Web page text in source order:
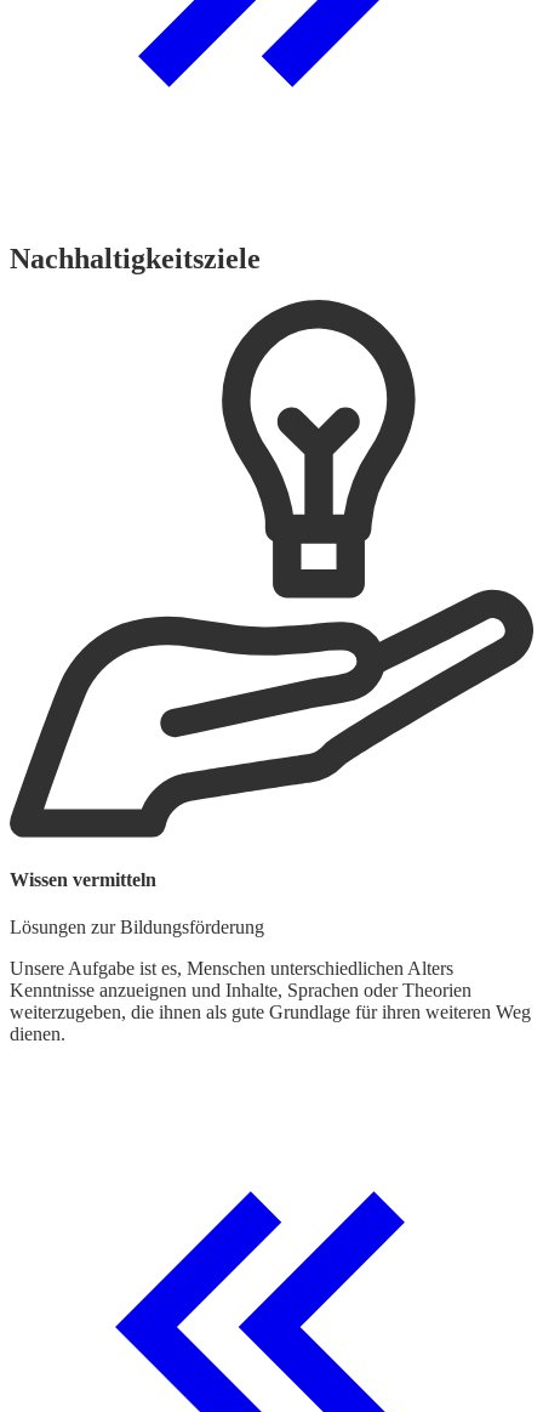
Nachhaltigkeitsziele
Wissen vermitteln
Lösungen zur Bildungsförderung
Unsere Aufgabe ist es, Menschen unterschiedlichen Alters
Kenntnisse anzueignen und Inhalte, Sprachen oder Theorien
weiterzugeben, die ihnen als gute Grundlage für ihren weiteren Weg
dienen.